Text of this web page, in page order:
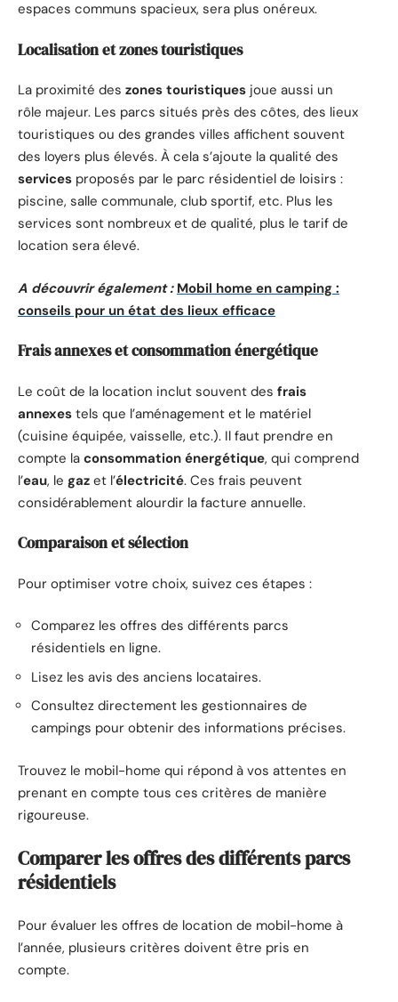
espaces communs spacieux, sera plus onéreux.
Localisation et zones touristiques
La proximité des zones touristiques joue aussi un
rôle majeur. Les parcs situés près des côtes, des lieux
touristiques ou des grandes villes affichent souvent
des loyers plus élevés. À cela s’ajoute la qualité des
services proposés par le parc résidentiel de loisirs :
piscine, salle communale, club sportif, etc. Plus les
services sont nombreux et de qualité, plus le tarif de
location sera élevé.
A découvrir également : Mobil home en camping :
conseils pour un état des lieux efficace
Frais annexes et consommation énergétique
Le coût de la location inclut souvent des frais
annexes tels que l’aménagement et le matériel
(cuisine équipée, vaisselle, etc.). Il faut prendre en
compte la consommation énergétique, qui comprend
l’eau, le gaz et l’électricité. Ces frais peuvent
considérablement alourdir la facture annuelle.
Comparaison et sélection
Pour optimiser votre choix, suivez ces étapes :
Comparez les offres des différents parcs
résidentiels en ligne.
Lisez les avis des anciens locataires.
Consultez directement les gestionnaires de
campings pour obtenir des informations précises.
Trouvez le mobil-home qui répond à vos attentes en
prenant en compte tous ces critères de manière
rigoureuse.
Comparer les offres des différents parcs
résidentiels
Pour évaluer les offres de location de mobil-home à
l’année, plusieurs critères doivent être pris en
compte.